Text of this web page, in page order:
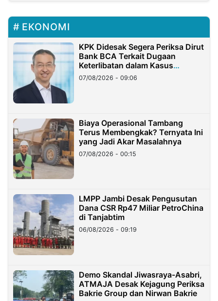
EKONOMI
KPK Didesak Segera Periksa Dirut
Bank BCA Terkait Dugaan
Keterlibatan dalam Kasus
Hilangnya Dana Nasabah Rp2,58
Miliar
07/08/2026 - 09:06
Biaya Operasional Tambang
Terus Membengkak? Ternyata Ini
yang Jadi Akar Masalahnya
07/08/2026 - 00:15
LMPP Jambi Desak Pengusutan
Dana CSR Rp47 Miliar PetroChina
di Tanjabtim
06/08/2026 - 09:19
Demo Skandal Jiwasraya-Asabri,
ATMAJA Desak Kejagung Periksa
Bakrie Group dan Nirwan Bakrie